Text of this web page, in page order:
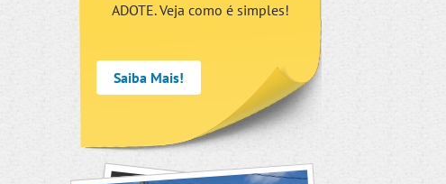
ADOTE. Veja como é simples!
Saiba Mais!